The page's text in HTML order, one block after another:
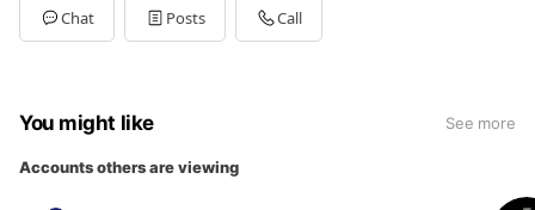
Chat Posts Call
You might like See more
Accounts others are viewing